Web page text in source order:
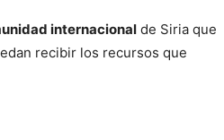
internacional de Siria que
recibir los recursos que